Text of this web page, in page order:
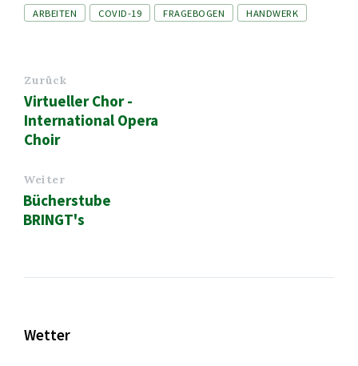
Tags
ARBEITEN COVID-19 FRAGEBOGEN HANDWERK
Zurück
Virtueller Chor -
International Opera
Choir
Weiter
Bücherstube
BRINGT's
Wetter